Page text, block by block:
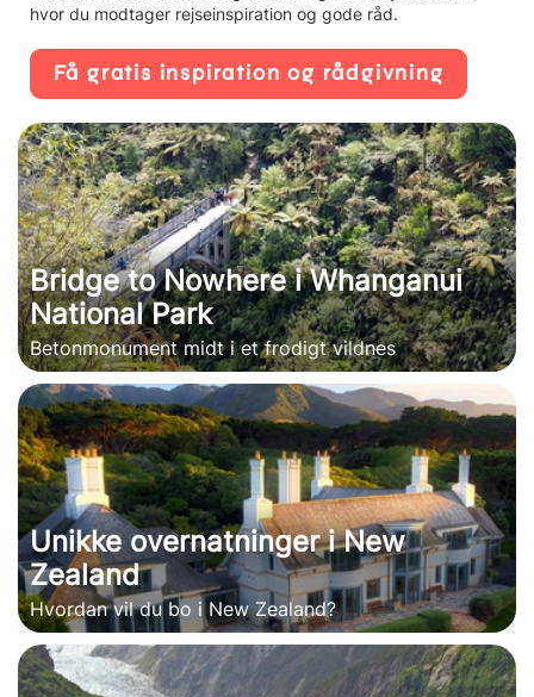
hvor du modtager rejseinspiration og gode råd.
Få gratis inspiration og rådgivning
Bridge to Nowhere i Whanganui
National Park
Betonmonument midt i et frodigt vildnes
Unikke overnatninger i New
Zealand
Hvordan vil du bo i New Zealand?